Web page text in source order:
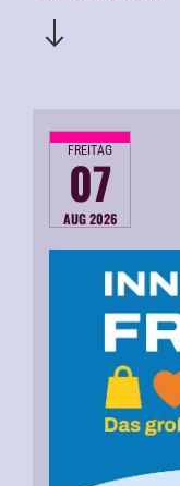
FREITAG
07
AUG 2026